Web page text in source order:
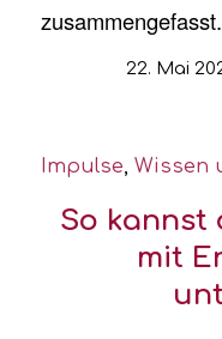
zusammengefasst.
22. Mai
Impulse, Wissen
So kannst
mit